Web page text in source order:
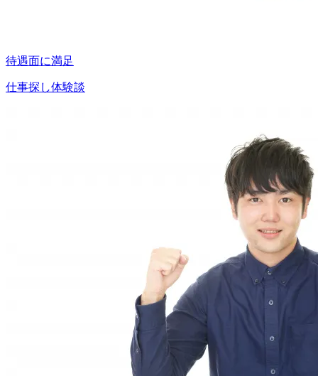
待遇面に満足
仕事探し体験談